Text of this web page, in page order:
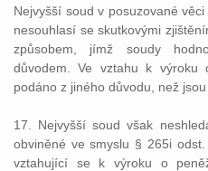
Nejvyšší soud v posuzované
nesouhlasí se skutkovými
způsobem, jímž soudy
důvodem. Ve vztahu k výroku
podáno z jiného důvodu, než
17. Nejvyšší soud však
obviněné ve smyslu § 265i
vztahující se k výroku o